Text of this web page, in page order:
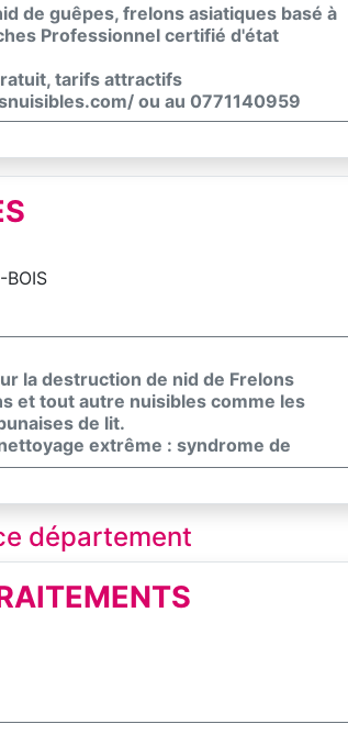
de guêpes, frelons asiatiques basé à
Professionnel certifié d'état
tarifs attractifs
ou au 0771140959
BOIS
la destruction de nid de Frelons
et tout autre nuisibles comme les
de lit.
extrême : syndrome de
département